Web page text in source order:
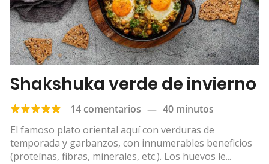
Shakshuka verde de invierno
14 comentarios — 40 minutos
El famoso plato oriental aquí con verduras de
temporada y garbanzos, con innumerables beneficios
(proteínas, fibras, minerales, etc.). Los huevos le...